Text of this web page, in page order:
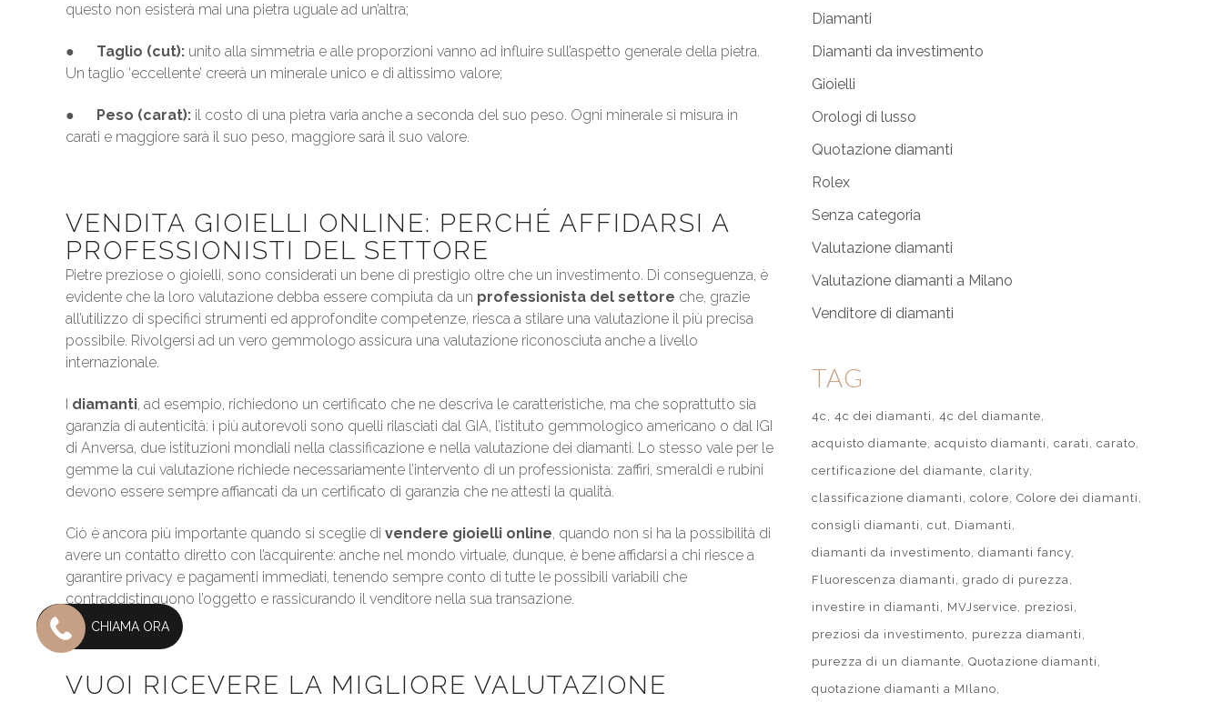
questo non esisterà mai una pietra uguale ad un’altra;
● Taglio (cut): unito alla simmetria e alle proporzioni vanno ad influire sull’aspetto generale della pietra.
Un taglio ‘eccellente’ creerà un minerale unico e di altissimo valore;
● Peso (carat): il costo di una pietra varia anche a seconda del suo peso. Ogni minerale si misura in
carati e maggiore sarà il suo peso, maggiore sarà il suo valore.
VENDITA GIOIELLI ONLINE: PERCHÉ AFFIDARSI A
PROFESSIONISTI DEL SETTORE
Pietre preziose o gioielli, sono considerati un bene di prestigio oltre che un investimento. Di conseguenza, è
evidente che la loro valutazione debba essere compiuta da un professionista del settore che, grazie
all’utilizzo di specifici strumenti ed approfondite competenze, riesca a stilare una valutazione il più precisa
possibile. Rivolgersi ad un vero gemmologo assicura una valutazione riconosciuta anche a livello
internazionale.
I diamanti, ad esempio, richiedono un certificato che ne descriva le caratteristiche, ma che soprattutto sia
garanzia di autenticità: i più autorevoli sono quelli rilasciati dal GIA, l’istituto gemmologico americano o dal IGI
di Anversa, due istituzioni mondiali nella classificazione e nella valutazione dei diamanti. Lo stesso vale per le
gemme la cui valutazione richiede necessariamente l’intervento di un professionista: zaffiri, smeraldi e rubini
devono essere sempre affiancati da un certificato di garanzia che ne attesti la qualità.
Ciò è ancora più importante quando si sceglie di vendere gioielli online, quando non si ha la possibilità di
avere un contatto diretto con l’acquirente: anche nel mondo virtuale, dunque, è bene affidarsi a chi riesce a
garantire privacy e pagamenti immediati, tenendo sempre conto di tutte le possibili variabili che
contraddistinguono l’oggetto e rassicurando il venditore nella sua transazione.
VUOI RICEVERE LA MIGLIORE VALUTAZIONE
Diamanti
Diamanti da investimento
Gioielli
Orologi di lusso
Quotazione diamanti
Rolex
Senza categoria
Valutazione diamanti
Valutazione diamanti a Milano
Venditore di diamanti
TAG
4c 4c dei diamanti
4c del diamante
acquisto diamante acquisto diamanti carati
carato
certificazione del diamante clarity
classificazione diamanti
colore Colore dei diamanti
consigli diamanti
cut
Diamanti
diamanti da investimento diamanti fancy
Fluorescenza diamanti
grado di purezza
investire in diamanti
MVJservice
preziosi
preziosi da investimento
purezza diamanti
purezza di un diamante Quotazione diamanti
quotazione diamanti a MIlano
CHIAMA ORA